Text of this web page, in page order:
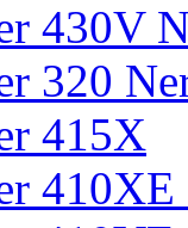
430V
320
415X
410XE